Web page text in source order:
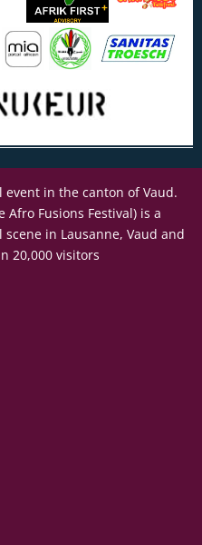
in the canton of Vaud.
Afro Fusions Festival) is a
in Lausanne, Vaud and
20,000 visitors